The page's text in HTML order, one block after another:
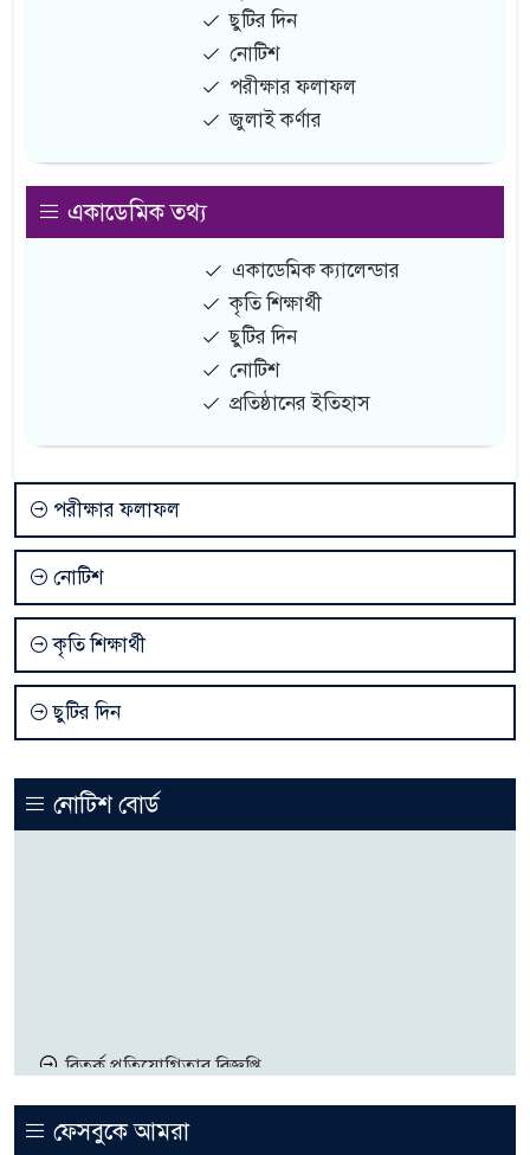
ছুটির দিন
নোটিশ
পরীক্ষার ফলাফল
জুলাই কর্ণার
একাডেমিক তথ্য
একাডেমিক ক্যালেন্ডার
কৃতি শিক্ষার্থী
ছুটির দিন
নোটিশ
প্রতিষ্ঠানের ইতিহাস
পরীক্ষার ফলাফল
নোটিশ
কৃতি শিক্ষার্থী
ছুটির দিন
নোটিশ বোর্ড
পরীক্ষার চূড়ান্ত তারিখের বিজ্ঞপ্তি
ফেসবুকে আমরা